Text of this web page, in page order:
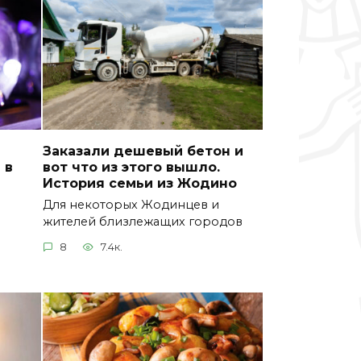
в
Заказали дешевый бетон и
вот что из этого вышло.
История семьи из Жодино
Для некоторых Жодинцев и
жителей близлежащих городов
8 7.4к.